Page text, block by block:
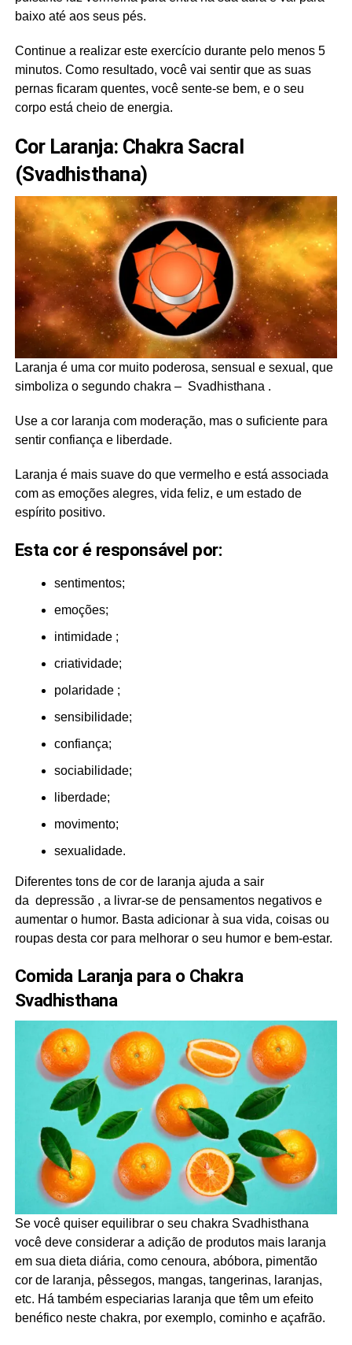
baixo até aos seus pés.
Continue a realizar este exercício durante pelo menos 5
minutos. Como resultado, você vai sentir que as suas
pernas ficaram quentes, você sente-se bem, e o seu
corpo está cheio de energia.
Cor Laranja: Chakra Sacral
(Svadhisthana)
Laranja é uma cor muito poderosa, sensual e sexual, que
simboliza o segundo chakra – Svadhisthana .
Use a cor laranja com moderação, mas o suficiente para
sentir confiança e liberdade.
Laranja é mais suave do que vermelho e está associada
com as emoções alegres, vida feliz, e um estado de
espírito positivo.
Esta cor é responsável por:
sentimentos;
emoções;
intimidade ;
criatividade;
polaridade ;
sensibilidade;
confiança;
sociabilidade;
liberdade;
movimento;
sexualidade.
Diferentes tons de cor de laranja ajuda a sair
da depressão , a livrar-se de pensamentos negativos e
aumentar o humor. Basta adicionar à sua vida, coisas ou
roupas desta cor para melhorar o seu humor e bem-estar.
Comida Laranja para o Chakra
Svadhisthana
Se você quiser equilibrar o seu chakra Svadhisthana
você deve considerar a adição de produtos mais laranja
em sua dieta diária, como cenoura, abóbora, pimentão
cor de laranja, pêssegos, mangas, tangerinas, laranjas,
etc. Há também especiarias laranja que têm um efeito
benéfico neste chakra, por exemplo, cominho e açafrão.